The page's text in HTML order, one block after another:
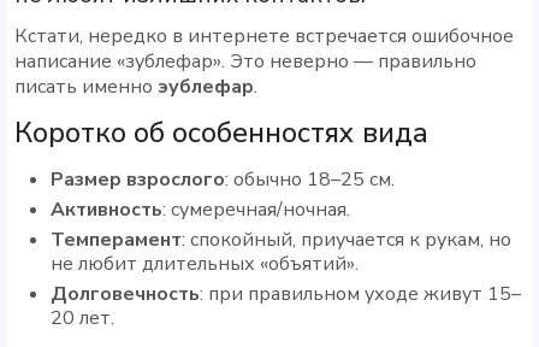
Кстати, нередко в интернете встречается ошибочное
написание «зублефар». Это неверно — правильно
писать именно эублефар.
Коротко об особенностях вида
Размер взрослого: обычно 18–25 см.
Активность: сумеречная/ночная.
Темперамент: спокойный, приучается к рукам, но
не любит длительных «объятий».
Долговечность: при правильном уходе живут 15–
20 лет.